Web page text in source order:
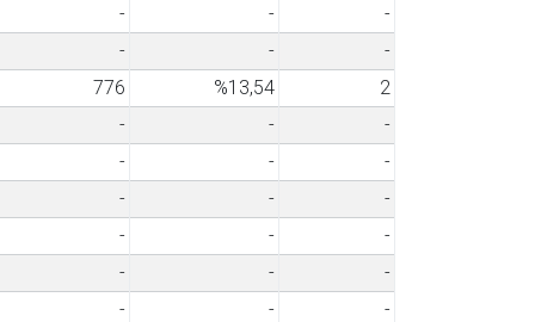
- -
-
- -
-
776 %13,54
2
- -
-
- -
-
- -
-
- -
-
- -
-
- -
-